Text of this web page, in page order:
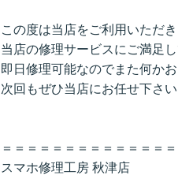
この度は当店をご利用いただ
当店の修理サービスにご満足
即日修理可能なのでまた何か
次回もぜひ当店にお任せ下さい
＝＝＝＝＝＝＝＝＝＝＝＝＝＝
スマホ修理工房 秋津店